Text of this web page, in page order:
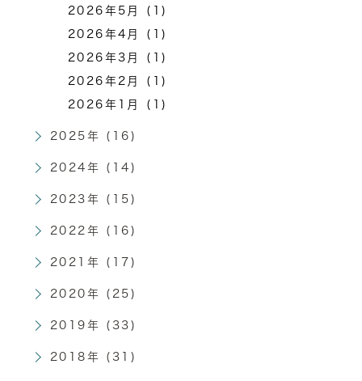
2026年5月 (1)
2026年4月 (1)
2026年3月 (1)
2026年2月 (1)
2026年1月 (1)
2025年 (16)
2024年 (14)
2023年 (15)
2022年 (16)
2021年 (17)
2020年 (25)
2019年 (33)
2018年 (31)